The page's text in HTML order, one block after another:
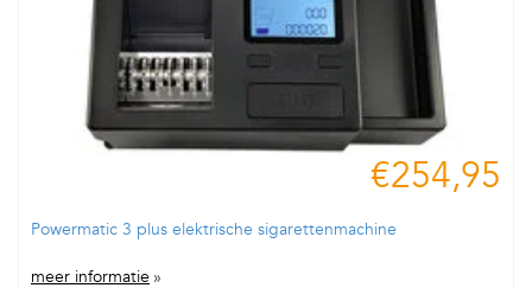
€254,95
Powermatic 3 plus elektrische sigarettenmachine
meer informatie »